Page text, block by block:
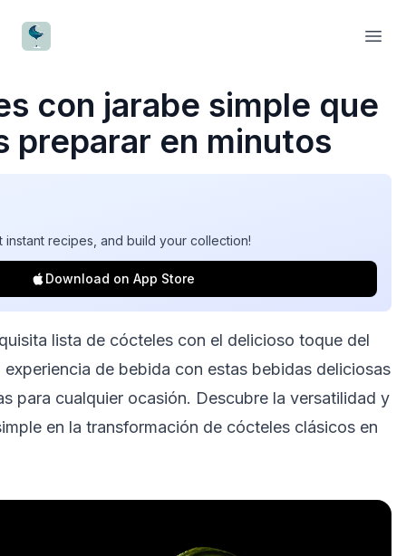
CocktailWave
con jarabe simple que
preparar en minutos
instant recipes, and build your collection!
Download on App Store
lista de cócteles con el delicioso toque del
experiencia de bebida con estas bebidas deliciosas
para cualquier ocasión. Descubre la versatilidad y
en la transformación de cócteles clásicos en